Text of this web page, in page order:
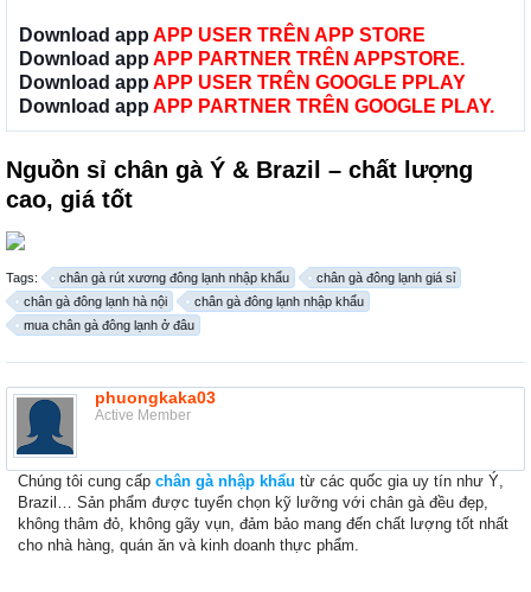
Download app APP USER TRÊN APP STORE
Download app APP PARTNER TRÊN APPSTORE.
Download app APP USER TRÊN GOOGLE PPLAY
Download app APP PARTNER TRÊN GOOGLE PLAY.
Nguồn sỉ chân gà Ý & Brazil – chất lượng
cao, giá tốt
Tags: chân gà rút xương đông lạnh nhập khẩu
chân gà đông lạnh giá sỉ
chân gà đông lạnh hà nội
chân gà đông lạnh nhập khẩu
mua chân gà đông lạnh ở đâu
phuongkaka03
Active Member
Chúng tôi cung cấp chân gà nhập khẩu từ các quốc gia uy tín như Ý,
Brazil… Sản phẩm được tuyển chọn kỹ lưỡng với chân gà đều đẹp,
không thâm đỏ, không gãy vụn, đảm bảo mang đến chất lượng tốt nhất
cho nhà hàng, quán ăn và kinh doanh thực phẩm.